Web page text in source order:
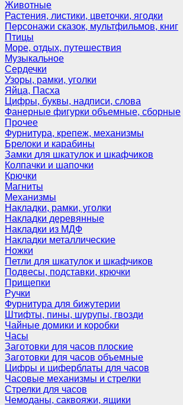
Животные
Растения, листики, цветочки, ягодки
Персонажи сказок, мультфильмов, книг
Птицы
Море, отдых, путешествия
Музыкальное
Сердечки
Узоры, рамки, уголки
Яйца, Пасха
Цифры, буквы, надписи, слова
Фанерные фигурки объемные, сборные
Прочее
Фурнитура, крепеж, механизмы
Брелоки и карабины
Замки для шкатулок и шкафчиков
Колпачки и шапочки
Крючки
Магниты
Механизмы
Накладки, рамки, уголки
Накладки деревянные
Накладки из МДФ
Накладки металлические
Ножки
Петли для шкатулок и шкафчиков
Подвесы, подставки, крючки
Прищепки
Ручки
Фурнитура для бижутерии
Штифты, пины, шурупы, гвозди
Чайные домики и коробки
Часы
Заготовки для часов плоские
Заготовки для часов объемные
Цифры и циферблаты для часов
Часовые механизмы и стрелки
Стрелки для часов
Чемоданы, саквояжи, ящики